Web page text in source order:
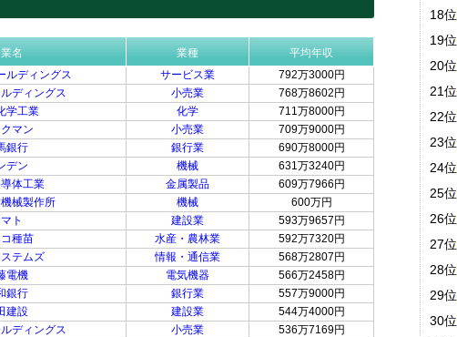
名 業種
平均年収
ルディングス サービス業
792万3000円
ディングス 小売業
768万8602円
学工業 化学
711万8000円
マン 小売業
709万9000円
銀行 銀行業
690万8000円
デン 機械
631万3240円
体工業 金属製品
609万7966円
械製作所 機械
600万円
ト 建設業
593万9657円
種苗 水産・農林業
592万7320円
テムズ 情報・通信業
568万2807円
電機 電気機器
566万2458円
銀行 銀行業
557万9000円
建設 建設業
544万4000円
ディングス 小売業
536万7169円
18位
19位
20位
21位
22位
23位
24位
25位
26位
27位
28位
29位
30位